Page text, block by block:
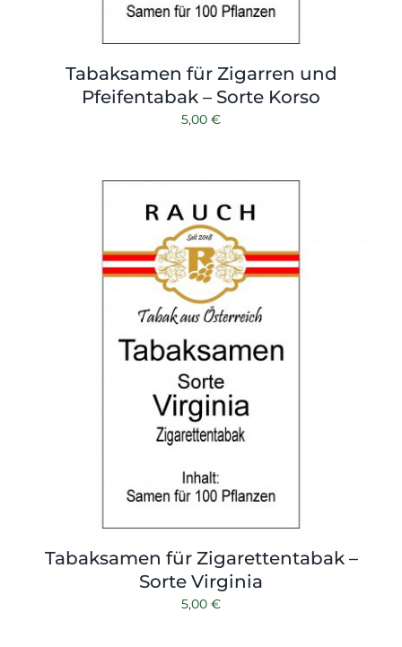
Tabaksamen für Zigarren und
Pfeifentabak – Sorte Korso
5,00 €
Tabaksamen für Zigarettentabak –
Sorte Virginia
5,00 €